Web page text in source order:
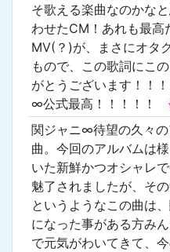
そ歌える楽曲なのかな
わせたCM！あれも最高
MV(？)が、まさにオタ
もので、この歌詞にこ
がとうございます！！
∞公式最高！！！！！
関ジャニ∞待望の久々
曲。今回のアルバムは
いた新鮮かつオシャレ
魅了されましたが、そ
というようなこの曲は
になった事がある方み
で元気がわいてきて、